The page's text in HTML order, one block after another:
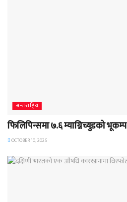
अन्तराष्ट्रिय
फिलिपिन्समा ७.६ म्याग्निच्युडको भूकम्प
OCTOBER 10, 2025